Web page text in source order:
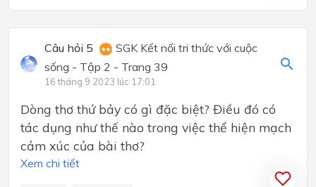
Câu hỏi 5
SGK Kết nối tri thức với cuộc
sống - Tập 2 - Trang 39
16 tháng 9 2023 lúc 17:01
Dòng thơ thứ bảy có gì đặc biệt? Điều đó có
tác dụng như thế nào trong việc thể hiện mạch
cảm xúc của bài thơ?
Xem chi tiết